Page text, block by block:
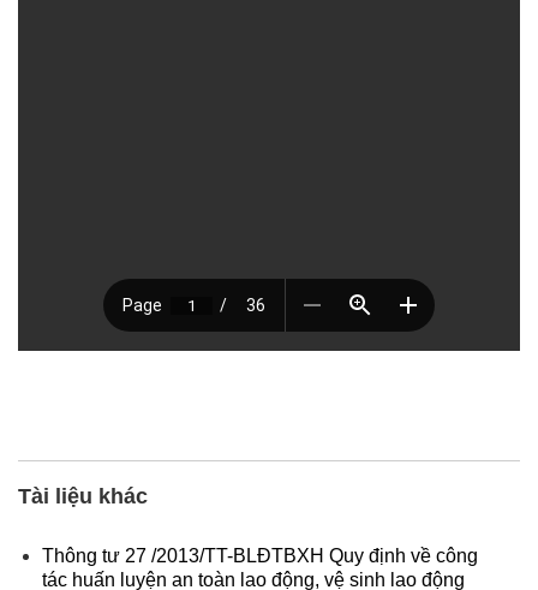
Tài liệu khác
Thông tư 27 /2013/TT-BLĐTBXH Quy định về công
tác huấn luyện an toàn lao động, vệ sinh lao động